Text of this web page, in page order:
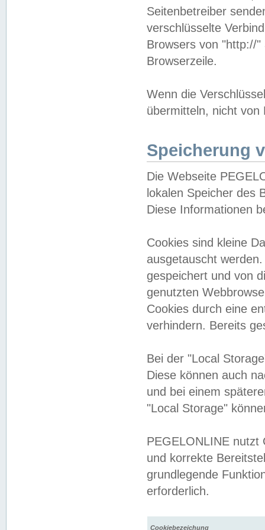
Seitenbetreiber
verschlüsselte
Browsers von "http://
Browserzeile.
Wenn die
übermitteln, nicht von
Speicherung
Die Webseite
lokalen Speicher des
Diese Informationen
Cookies sind kleine
ausgetauscht
gespeichert und von
genutzten
Cookies durch eine
verhindern. Bereits
Bei der "Local
Diese können auch
und bei einem
"Local Storage"
PEGELONLINE nutzt
und korrekte
grundlegende
erforderlich.
Cookiebezeichung